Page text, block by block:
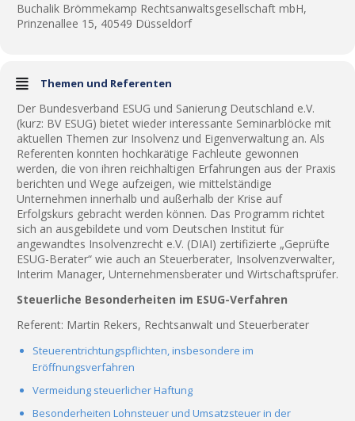
Buchalik Brömmekamp Rechtsanwaltsgesellschaft mbH,
Prinzenallee 15, 40549 Düsseldorf
Themen und Referenten
Der Bundesverband ESUG und Sanierung Deutschland e.V.
(kurz: BV ESUG) bietet wieder interessante Seminarblöcke mit
aktuellen Themen zur Insolvenz und Eigenverwaltung an. Als
Referenten konnten hochkarätige Fachleute gewonnen
werden, die von ihren reichhaltigen Erfahrungen aus der Praxis
berichten und Wege aufzeigen, wie mittelständige
Unternehmen innerhalb und außerhalb der Krise auf
Erfolgskurs gebracht werden können. Das Programm richtet
sich an ausgebildete und vom Deutschen Institut für
angewandtes Insolvenzrecht e.V. (DIAI) zertifizierte „Geprüfte
ESUG-Berater“ wie auch an Steuerberater, Insolvenzverwalter,
Interim Manager, Unternehmensberater und Wirtschaftsprüfer.
Steuerliche Besonderheiten im ESUG-Verfahren
Referent: Martin Rekers, Rechtsanwalt und Steuerberater
Steuerentrichtungspflichten, insbesondere im
Eröffnungsverfahren
Vermeidung steuerlicher Haftung
Besonderheiten Lohnsteuer und Umsatzsteuer in der